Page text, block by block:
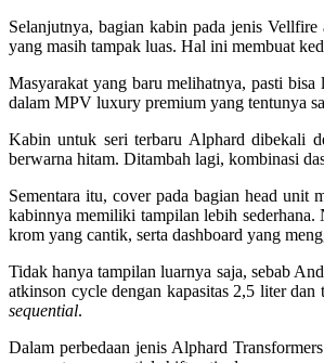
Selanjutnya, bagian kabin pada jenis
yang masih tampak luas. Hal ini membuat
Masyarakat yang baru melihatnya, pasti
dalam MPV luxury premium yang tentunya
Kabin untuk seri terbaru Alphard dibekali
berwarna hitam. Ditambah lagi, kombinasi
Sementara itu, cover pada bagian head unit
kabinnya memiliki tampilan lebih
krom yang cantik, serta dashboard yang
Tidak hanya tampilan luarnya saja, sebab
atkinson cycle dengan kapasitas 2,5 liter
sequential.
Dalam perbedaan jenis Alphard